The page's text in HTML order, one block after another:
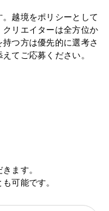
越境をポリシーとして
リエイターは全方位か
つ方は優先的に選考さ
てご応募ください。
ます。
可能です。